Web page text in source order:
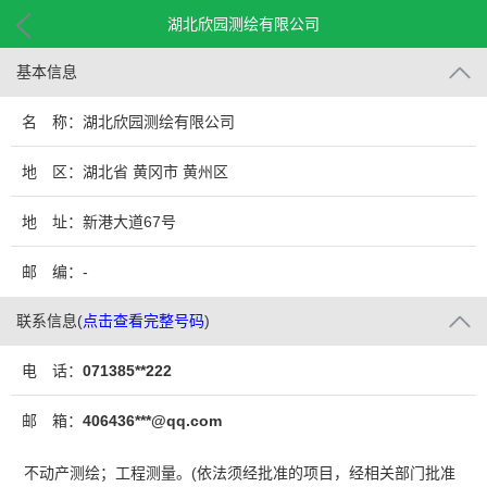
湖北欣园测绘有限公司
基本信息
名 称：湖北欣园测绘有限公司
地 区：湖北省 黄冈市 黄州区
地 址：新港大道67号
邮 编：-
联系信息(点击查看完整号码)
电 话： 071385**222
邮 箱： 406436***@qq.com
不动产测绘；工程测量。(依法须经批准的项目，经相关部门批准